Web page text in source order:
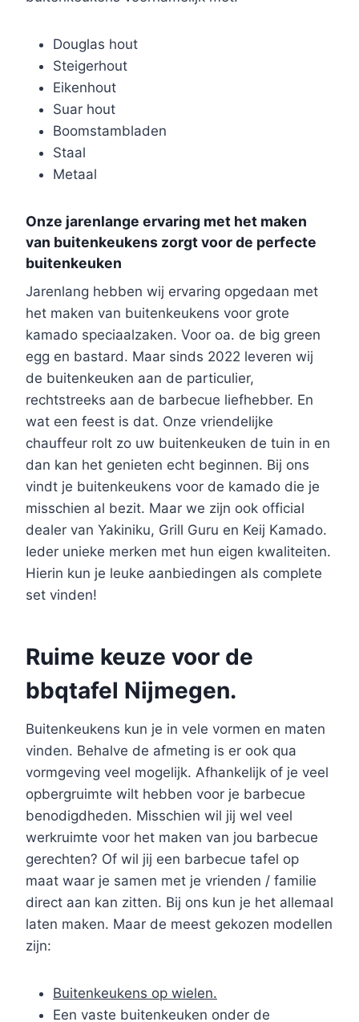
Douglas hout
Steigerhout
Eikenhout
Suar hout
Boomstambladen
Staal
Metaal
Onze jarenlange ervaring met het maken
van buitenkeukens zorgt voor de perfecte
buitenkeuken
Jarenlang hebben wij ervaring opgedaan met
het maken van buitenkeukens voor grote
kamado speciaalzaken. Voor oa. de big green
egg en bastard. Maar sinds 2022 leveren wij
de buitenkeuken aan de particulier,
rechtstreeks aan de barbecue liefhebber. En
wat een feest is dat. Onze vriendelijke
chauffeur rolt zo uw buitenkeuken de tuin in en
dan kan het genieten echt beginnen. Bij ons
vindt je buitenkeukens voor de kamado die je
misschien al bezit. Maar we zijn ook official
dealer van Yakiniku, Grill Guru en Keij Kamado.
Ieder unieke merken met hun eigen kwaliteiten.
Hierin kun je leuke aanbiedingen als complete
set vinden!
Ruime keuze voor de
bbqtafel Nijmegen.
Buitenkeukens kun je in vele vormen en maten
vinden. Behalve de afmeting is er ook qua
vormgeving veel mogelijk. Afhankelijk of je veel
opbergruimte wilt hebben voor je barbecue
benodigdheden. Misschien wil jij wel veel
werkruimte voor het maken van jou barbecue
gerechten? Of wil jij een barbecue tafel op
maat waar je samen met je vrienden / familie
direct aan kan zitten. Bij ons kun je het allemaal
laten maken. Maar de meest gekozen modellen
zijn:
Buitenkeukens op wielen.
Een vaste buitenkeuken onder de